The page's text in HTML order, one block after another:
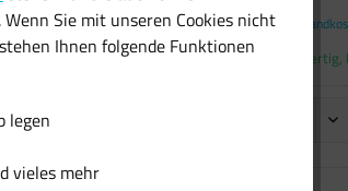
inkl. MwSt.zzgl.
Sofort versandfertig,
Sie mit unseren Cookies nicht
Ihnen folgende Funktionen
legen
vieles mehr